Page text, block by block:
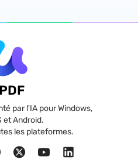
par l'IA pour Windows,
et Android.
les plateformes.